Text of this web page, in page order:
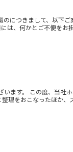
につきまして、以下ご
は、何かとご不便をお
います。 この度、当社
理をおこなったほか、